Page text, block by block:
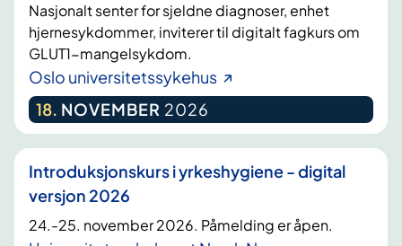
Nasjonalt senter for sjeldne diagnoser, enhet
hjernesykdommer, inviterer til digitalt fagkurs om
GLUT1-mangelsykdom.
Oslo universitetssykehus
18. NOVEMBER 2026
Introduksjonskurs i yrkeshygiene - digital
versjon 2026
24.-25. november 2026. Påmelding er åpen.